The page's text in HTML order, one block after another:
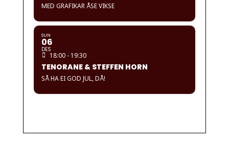
MED GRAFIKAR ÅSE VIKSE
SUN
06
DES
18:00 - 19:30
TENORANE & STEFFEN HORN
SÅ HA EI GOD JUL, DÅ!